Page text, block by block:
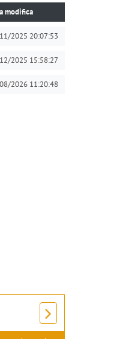
modifica
2025 20:07:53
2025 15:58:27
2026 11:20:48